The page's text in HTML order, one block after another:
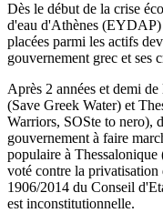
Dès le début de la crise
d'eau d'Athènes
placées parmi les actifs
gouvernement grec et ses
Après 2 années et demi
(Save Greek Water) et
Warriors, SOSte to nero),
gouvernement à faire
populaire à
voté contre la
1906/2014 du Conseil
est inconstitutionnelle.